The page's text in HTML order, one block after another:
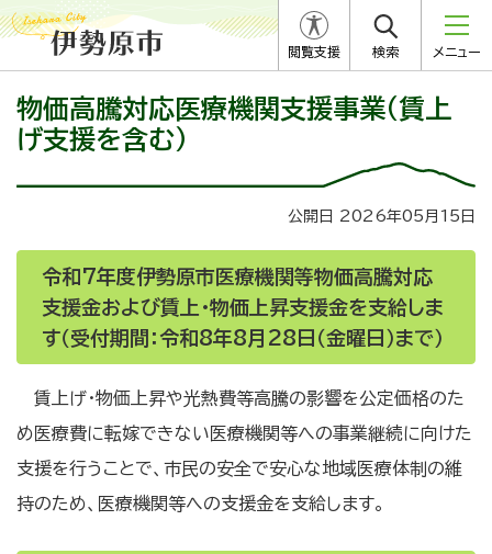
閲覧支援 検索 メニュー
物価高騰対応医療機関支援事業（賃上
げ支援を含む）
公開日 2026年05月15日
令和7年度伊勢原市医療機関等物価高騰対応
支援金および賃上・物価上昇支援金を支給しま
す（受付期間： 令和8年8月28日（金曜日）まで）
賃上げ・物価上昇や光熱費等高騰の影響を公定価格のた
め医療費に転嫁できない医療機関等への事業継続に向けた
支援を行うことで、市民の安全で安心な地域医療体制の維
持のため、医療機関等への支援金を支給します。